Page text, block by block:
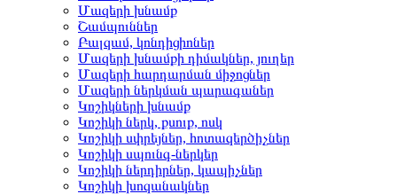
Մազերի խնամք
Շամպուններ
Բալզամ, կոնդիցիոներ
Մազերի խնամքի դիմակներ, յուղեր
Մազերի հարդարման միջոցներ
Մազերի ներկման պարագաներ
Կոշիկների խնամք
Կոշիկի ներկ, քսուք, ոսկ
Կոշիկի սփրեյներ, հոտազերծիչներ
Կոշիկի սպունգ-ներկեր
Կոշիկի ներդիրներ, կապիչներ
Կոշիկի խոզանակներ